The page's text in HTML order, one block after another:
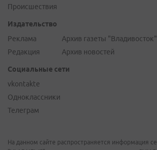
Происшествия
Издательство
Реклама
Редакция
Архив газеты "Владивосток"
Архив новостей
Социальные сети
vkontakte
Одноклассники
Телеграм
На данном сайте распространяется информация